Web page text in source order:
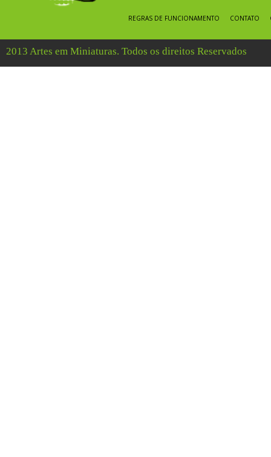
REGRAS DE FUNCIONAMENTO CONTATO
2013 Artes em Miniaturas. Todos os direitos Reservados